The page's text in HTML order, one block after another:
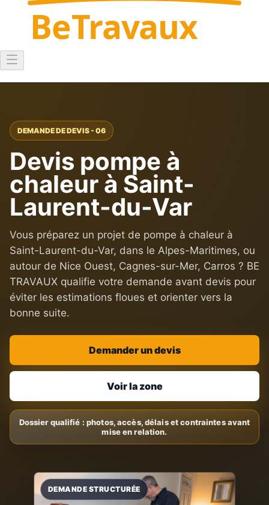
BeTravaux
DEMANDE DE DEVIS - 06
Devis pompe à
chaleur à Saint-
Laurent-du-Var
Vous préparez un projet de pompe à chaleur à
Saint-Laurent-du-Var, dans le Alpes-Maritimes, ou
autour de Nice Ouest, Cagnes-sur-Mer, Carros ? BE
TRAVAUX qualifie votre demande avant devis pour
éviter les estimations floues et orienter vers la
bonne suite.
Demander un devis
Voir la zone